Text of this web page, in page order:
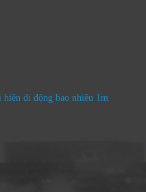
di động bao nhiêu 1m